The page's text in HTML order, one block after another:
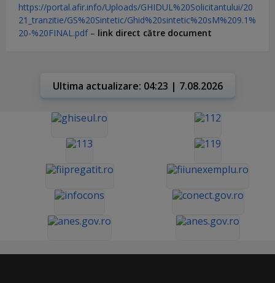
https://portal.afir.info/Uploads/GHIDUL%20Solicitantului/20
21_tranzitie/GS%20Sintetic/Ghid%20sintetic%20sM%209.1%
20-%20FINAL.pdf– link direct către document
Ultima actualizare: 04:23 | 7.08.2026